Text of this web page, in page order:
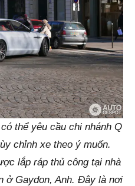
thể yêu cầu chi nhánh Q
chỉnh xe theo ý muốn.
lắp ráp thủ công tại nhà
ở Gaydon, Anh. Đây là nơi